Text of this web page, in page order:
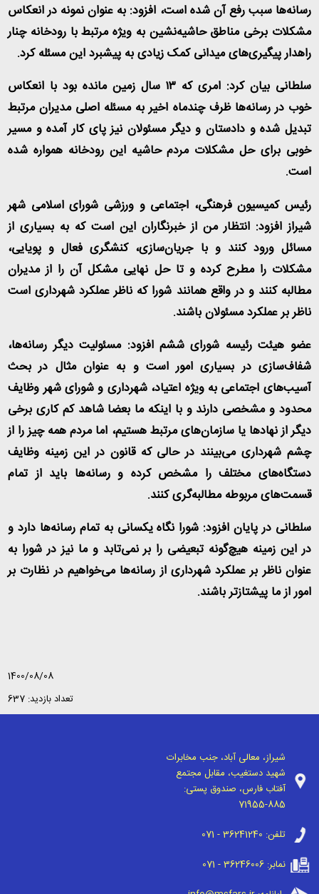
رسانه‌ها سبب رفع آن شده است، افزود: به عنوان نمونه در انعکاس
مشکلات برخی مناطق حاشیه‌نشین به ویژه مرتبط با رودخانه چنار
راهدار پیگیری‌های میدانی کمک زیادی به پیشبرد این مسئله کرد.
سلطانی بیان کرد: امری که ۱۳ سال زمین مانده بود با انعکاس
خوب در رسانه‌ها ظرف چندماه اخیر به مسئله اصلی مدیران مرتبط
تبدیل شده و دادستان و دیگر مسئولان نیز پای کار آمده و مسیر
خوبی برای حل مشکلات مردم حاشیه این رودخانه همواره شده
است.
رئیس کمیسیون فرهنگی، اجتماعی و ورزشی شورای اسلامی شهر
شیراز افزود: انتظار من از خبرنگاران این است که به بسیاری از
مسائل ورود کنند و با جریان‌سازی، کنشگری فعال و پویایی،
مشکلات را مطرح کرده و تا حل نهایی مشکل آن را از مدیران
مطالبه کنند و در واقع همانند شورا که ناظر عملکرد شهرداری است
ناظر بر عملکرد مسئولان باشند.
عضو هیئت رئیسه شورای ششم افزود: مسئولیت دیگر رسانه‌ها،
شفاف‌سازی در بسیاری امور است و به عنوان مثال در بحث
آسیب‌های اجتماعی به ویژه اعتیاد، شهرداری و شورای شهر وظایف
محدود و مشخصی دارند و با اینکه ما بعضا شاهد کم کاری برخی
دیگر از نهاد‌ها یا سازمان‌های مرتبط هستیم، اما مردم همه چیز را از
چشم شهرداری می‌بینند در حالی که قانون در این زمینه وظایف
دستگاه‌های مختلف را مشخص کرده و رسانه‌ها باید از تمام
قسمت‌های مربوطه مطالبه‌گری کنند.
سلطانی در پایان افزود: شورا نگاه یکسانی به تمام رسانه‌ها دارد و
در این زمینه هیچ‌گونه تبعیضی را بر نمی‌تابد و ما نیز در شورا به
عنوان ناظر بر عملکرد شهرداری از رسانه‌ها می‌خواهیم در نظارت بر
امور از ما پیشتازتر باشند.
1400/08/08
تعداد بازدید: 637
شیراز، معالی آباد، جنب مخابرات
شهید دستغیب، مقابل مجتمع
آفتاب فارس، صندوق پستی:
71955-885
تلفن: 071 - 36241240
نمابر:071 - 36246006